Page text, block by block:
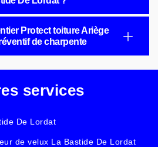
Protect toiture Ariège
de charpente
services
De Lordat
de velux La Bastide De Lordat